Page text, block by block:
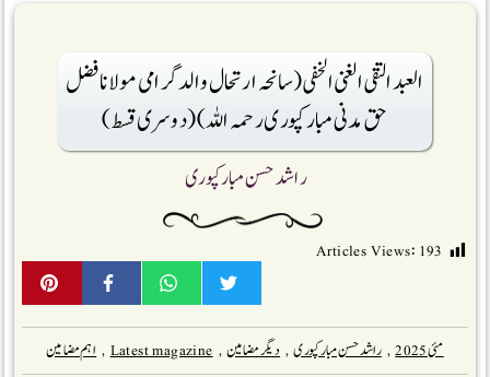
العبد التقی الغنی الخفی (سانحہ ارتحال والدگرامی مولانا فضل
حق مدنی مبارکپوری رحمہ اللہ)(دوسری قسط)
راشد حسن مبارکپوری
مئی 2025 , راشد حسن مبارکپوری , دیگر مضامین ,
Latest magazine
, اہم مضامین
Articles Views: 193